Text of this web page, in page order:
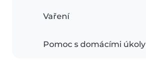
Vaření
Pomoc s domácími úkoly